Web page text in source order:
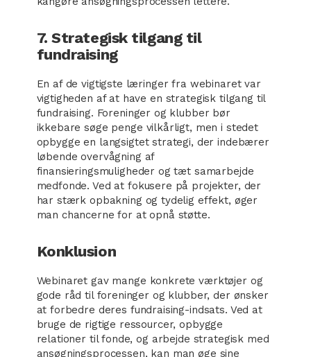
7. Strategisk tilgang til
fundraising
En af de vigtigste læringer fra webinaret var
vigtigheden af at have en strategisk tilgang til
fundraising. Foreninger og klubber bør
ikkebare søge penge vilkårligt, men i stedet
opbygge en langsigtet strategi, der indebærer
løbende overvågning af
finansieringsmuligheder og tæt samarbejde
medfonde. Ved at fokusere på projekter, der
har stærk opbakning og tydelig effekt, øger
man chancerne for at opnå støtte.
Konklusion
Webinaret gav mange konkrete værktøjer og
gode råd til foreninger og klubber, der ønsker
at forbedre deres fundraising-indsats. Ved at
bruge de rigtige ressourcer, opbygge
relationer til fonde, og arbejde strategisk med
ansøgningsprocessen, kan man øge sine